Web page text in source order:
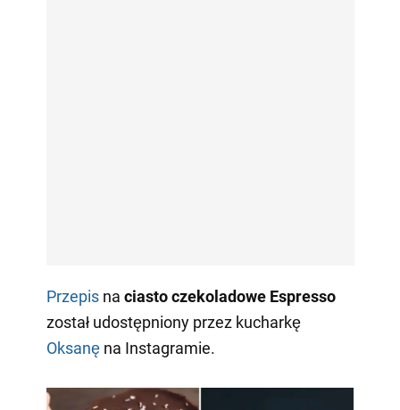
Przepisna ciasto czekoladowe Espresso
został udostępniony przez kucharkę
Oksanęna Instagramie.